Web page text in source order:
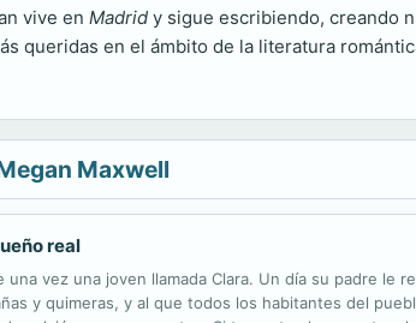
vive en Madrid y sigue escribiendo, creando
queridas en el ámbito de la literatura
Maxwell
real
una vez una joven llamada Clara. Un día su padre le
y quimeras, y al que todos los habitantes del